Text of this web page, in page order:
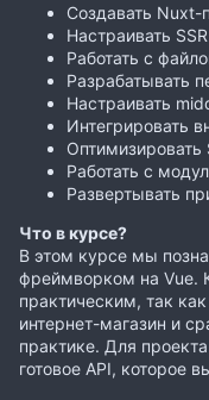
Создавать Nuxt-
Настраивать
Работать с
Разрабатывать
Настраивать
Интегрировать
Оптимизировать
Работать с
Развертывать
Что в курсе?
В этом курсе мы
фреймворком на Vue.
практическим, так
интернет-магазин и
практике. Для
готовое API, которое